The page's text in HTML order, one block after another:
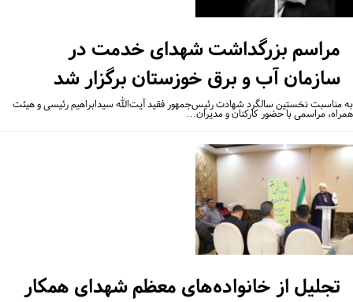
مراسم بزرگداشت شهدای خدمت در
سازمان آب و برق خوزستان برگزار شد
مناسبت نخستین سالگرد شهادت رئیس‌جمهور فقید آیت‌الله سیدابراهیم رئیسی و هیئت
مراسمی با حضور کارکنان و مدیران…
تجلیل از خانواده‌های معظم شهدای همکار